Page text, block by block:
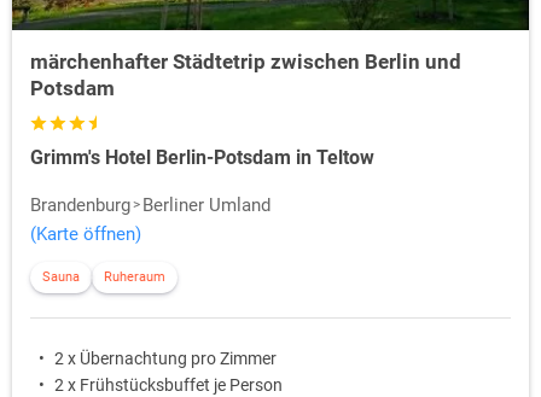
märchenhafter Städtetrip zwischen Berlin und
Potsdam
Grimm's Hotel Berlin-Potsdam in Teltow
Brandenburg
Berliner Umland
(Karte öffnen)
Sauna Ruheraum
2 x Übernachtung pro Zimmer
2 x Frühstücksbuffet je Person